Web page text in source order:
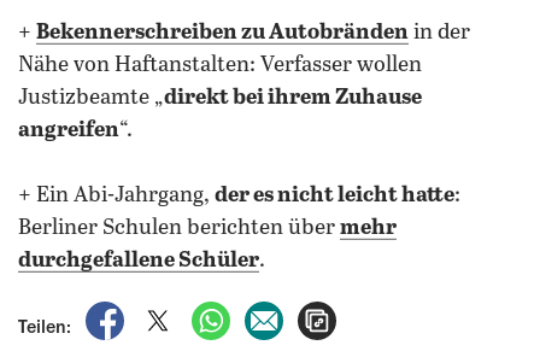
+ Bekennerschreiben zu Autobränden in der
Nähe von Haftanstalten: Verfasser wollen
Justizbeamte „direkt bei ihrem Zuhause
angreifen“.
+ Ein Abi-Jahrgang, der es nicht leicht hatte:
Berliner Schulen berichten über mehr
durchgefallene Schüler.
Teilen:
auf Facebook teilen
auf X teilenper WhatsApp teilen
per E-Mail teilen